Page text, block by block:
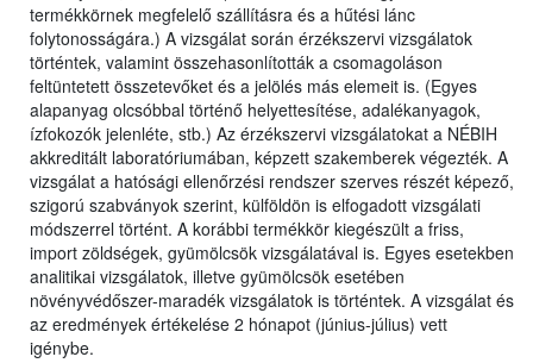
termékkörnek megfelelő szállításra és a hűtési lánc
folytonosságára.) A vizsgálat során érzékszervi vizsgálatok
történtek, valamint összehasonlították a csomagoláson
feltüntetett összetevőket és a jelölés más elemeit is. (Egyes
alapanyag olcsóbbal történő helyettesítése, adalékanyagok,
ízfokozók jelenléte, stb.) Az érzékszervi vizsgálatokat a NÉBIH
akkreditált laboratóriumában, képzett szakemberek végezték. A
vizsgálat a hatósági ellenőrzési rendszer szerves részét képező,
szigorú szabványok szerint, külföldön is elfogadott vizsgálati
módszerrel történt. A korábbi termékkör kiegészült a friss,
import zöldségek, gyümölcsök vizsgálatával is. Egyes esetekben
analitikai vizsgálatok, illetve gyümölcsök esetében
növényvédőszer-maradék vizsgálatok is történtek. A vizsgálat és
az eredmények értékelése 2 hónapot (június-július) vett
igénybe.